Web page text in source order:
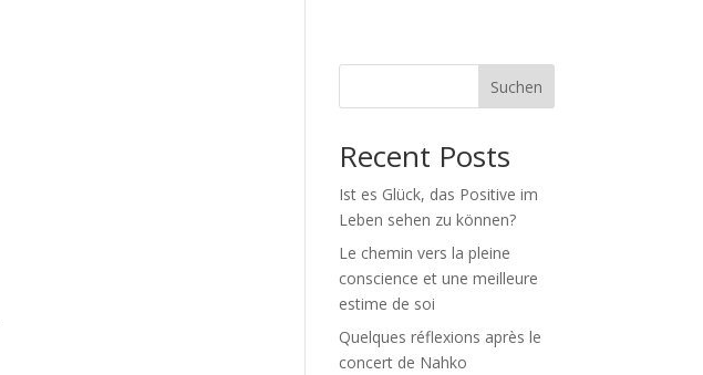
Suchen
Recent Posts
Ist es Glück, das Positive im
Leben sehen zu können?
Le chemin vers la pleine
conscience et une meilleure
estime de soi
Quelques réflexions après le
concert de Nahko